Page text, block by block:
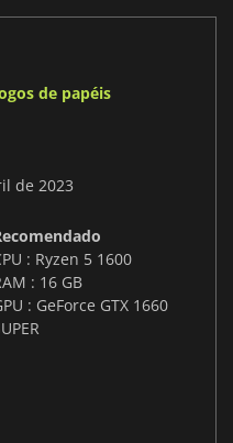
de papéis
de 2023
: Ryzen 5 1600
: 16 GB
: GeForce GTX 1660